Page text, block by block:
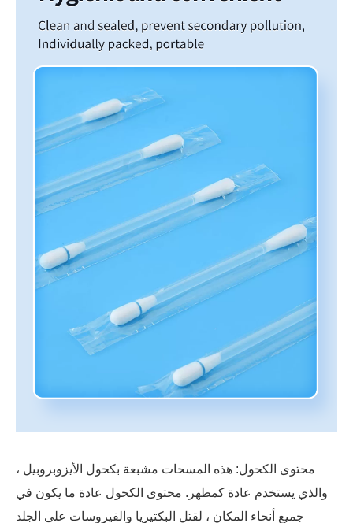
محتوى الكحول: هذه المسحات مشبعة بكحول الأيزوبروبيل ،
والذي يستخدم عادة كمطهر. محتوى الكحول عادة ما يكون في
جميع أنحاء المكان ، لقتل البكتيريا والفيروسات على الجلد